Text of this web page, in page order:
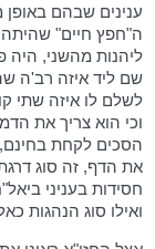
ענינים שבהם באופן
ה"חפץ חיים" שהיתה
ליהנות מהשני, היה
שם ליד איזה רב'ה
לשלם לו איזה שתי
וכי הוא צריך את
הסכים לקחת
את הדף, זה סוג
חסידות בעניני
ואילו סוג הנהגות